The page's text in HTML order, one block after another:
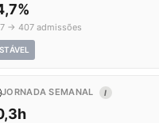
→ 407 admissões
JORNADA SEMANAL I